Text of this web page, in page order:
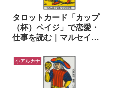
タロットカード「カップ
（杯）ペイジ」で恋愛・
仕事を読む｜マルセイユ
小アルカナ